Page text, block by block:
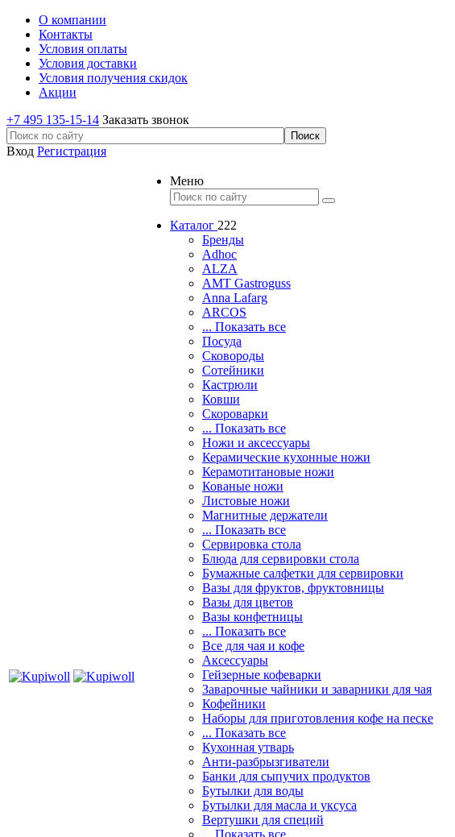
О компании
Контакты
Условия оплаты
Условия доставки
Условия получения скидок
Акции
+7 495 135-15-14 Заказать звонок
Вход Регистрация
Меню
Каталог 222
Бренды
Adhoc
ALZA
AMT Gastroguss
Anna Lafarg
ARCOS
... Показать все
Посуда
Сковороды
Сотейники
Кастрюли
Ковши
Скороварки
... Показать все
Ножи и аксессуары
Керамические кухонные ножи
Керамотитановые ножи
Кованые ножи
Листовые ножи
Магнитные держатели
... Показать все
Сервировка стола
Блюда для сервировки стола
Бумажные салфетки для сервировки
Вазы для фруктов, фруктовницы
Вазы для цветов
Вазы конфетницы
... Показать все
Все для чая и кофе
Аксессуары
Гейзерные кофеварки
Заварочные чайники и заварники для чая
Кофейники
Наборы для приготовления кофе на песке
... Показать все
Кухонная утварь
Анти-разбрызгиватели
Банки для сыпучих продуктов
Бутылки для воды
Бутылки для масла и уксуса
Вертушки для специй
... Показать все